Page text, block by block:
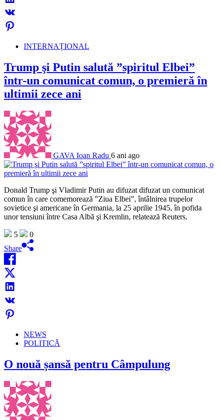
INTERNAȚIONAL
Trump şi Putin salută ”spiritul Elbei”
într-un comunicat comun, o premieră în
ultimii zece ani
GAVA Ioan Radu 6 ani ago
Donald Trump şi Vladimir Putin au difuzat difuzat un comunicat
comun în care comemorează ”Ziua Elbei”, întâlnirea trupelor
sovietice şi americane în Germania, la 25 aprilie 1945, în pofida
unor tensiuni între Casa Albă şi Kremlin, relatează Reuters.
5
0
Share
NEWS
POLITICĂ
O nouă șansă pentru Câmpulung